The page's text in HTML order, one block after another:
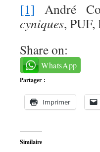
[1] André
cyniques, PUF,
Share on:
WhatsApp
Partager :
Imprimer
Similaire